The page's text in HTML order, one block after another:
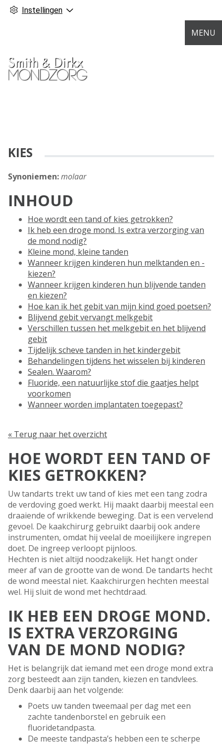
Instellingen
MENU
KIES
Synoniemen:molaar
INHOUD
Hoe wordt een tand of kies getrokken?
Ik heb een droge mond. Is extra verzorging van
de mond nodig?
Kleine mond, kleine tanden
Wanneer krijgen kinderen hun melktanden en -
kiezen?
Wanneer krijgen kinderen hun blijvende tanden
en kiezen?
Hoe kan ik het gebit van mijn kind goed poetsen?
Blijvend gebit vervangt melkgebit
Verschillen tussen het melkgebit en het blijvend
gebit
Tijdelijk scheve tanden in het kindergebit
Behandelingen tijdens het wisselen bij kinderen
Sealen. Waarom?
Fluoride, een natuurlijke stof die gaatjes helpt
voorkomen
Wanneer worden implantaten toegepast?
« Terug naar het overzicht
HOE WORDT EEN TAND OF
KIES GETROKKEN?
Uw tandarts trekt uw tand of kies met een tang zodra
de verdoving goed werkt. Hij maakt daarbij meestal een
draaiende of wrikkende beweging. Dat is een vervelend
gevoel. De kaakchirurg gebruikt daarbij ook andere
instrumenten, omdat hij veelal de moeilijkere ingrepen
doet. De ingreep verloopt pijnloos.
Hechten is niet altijd noodzakelijk. Het hangt onder
meer af van de grootte van de wond. De tandarts hecht
de wond meestal niet. Kaakchirurgen hechten meestal
wel. Hij sluit de wond met hechtdraad.
IK HEB EEN DROGE MOND.
IS EXTRA VERZORGING
VAN DE MOND NODIG?
Het is belangrijk dat iemand met een droge mond extra
zorg besteedt aan zijn tanden, kiezen en tandvlees.
Denk daarbij aan het volgende:
Poets uw tanden tweemaal per dag met een
zachte tandenborstel en gebruik een
fluoridetandpasta.
De meeste tandpasta’s hebben een te scherpe